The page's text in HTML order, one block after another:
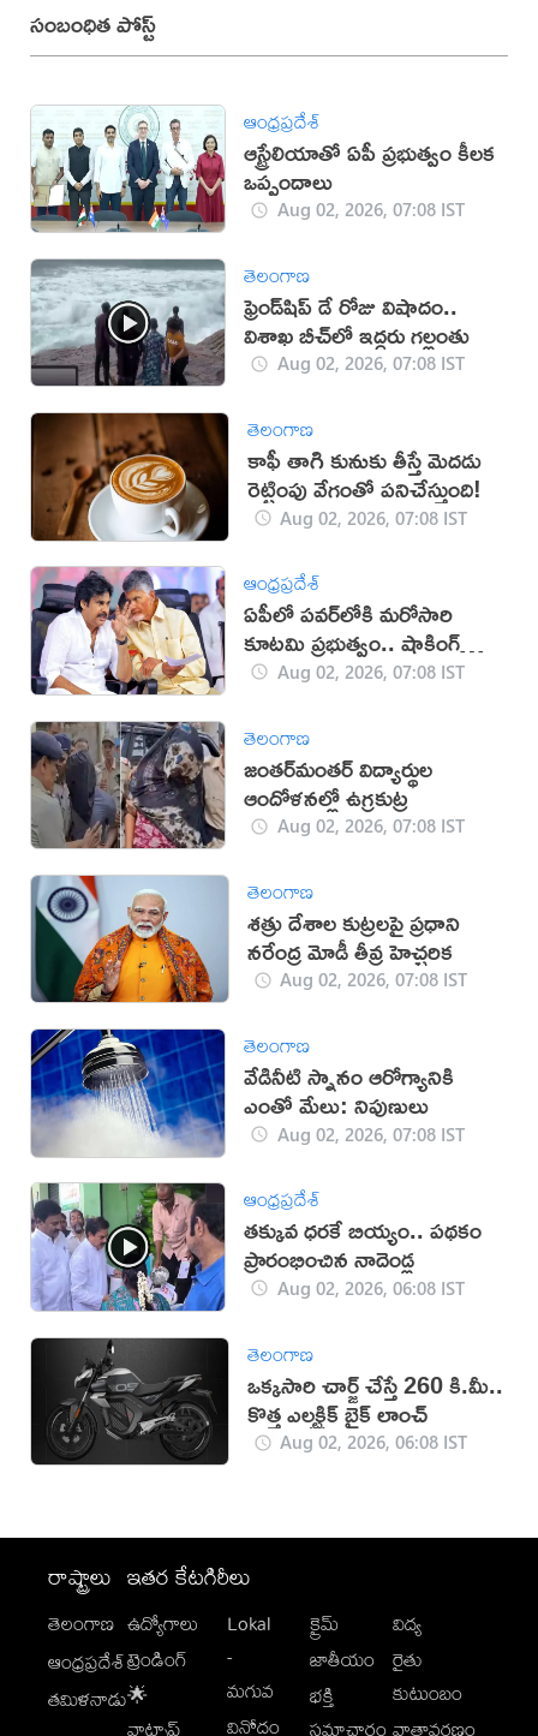
సంబంధిత పోస్ట్
ఆంధ్రప్రదేశ్
ఆస్ట్రేలియాతో ఏపీ ప్రభుత్వం కీలక
ఒప్పందాలు
Aug 02, 2026, 07:08 IST
తెలంగాణ
ఫ్రెండ్‌షిప్ డే రోజు విషాదం..
విశాఖ బీచ్‌లో ఇద్దరు గల్లంతు
Aug 02, 2026, 07:08 IST
తెలంగాణ
కాఫీ తాగి కునుకు తీస్తే మెదడు
రెట్టింపు వేగంతో పనిచేస్తుంది!
Aug 02, 2026, 07:08 IST
ఆంధ్రప్రదేశ్
ఏపీలో పవర్‌లోకి మరోసారి
కూటమి ప్రభుత్వం.. షాకింగ్
సర్వే!Aug 02, 2026, 07:08 IST
తెలంగాణ
జంతర్‌మంతర్‌ విద్యార్థుల
ఆందోళనల్లో ఉగ్రకుట్ర
Aug 02, 2026, 07:08 IST
తెలంగాణ
శత్రు దేశాల కుట్రలపై ప్రధాని
నరేంద్ర మోడీ తీవ్ర హెచ్చరిక
Aug 02, 2026, 07:08 IST
తెలంగాణ
వేడినీటి స్నానం ఆరోగ్యానికి
ఎంతో మేలు: నిపుణులు
Aug 02, 2026, 07:08 IST
ఆంధ్రప్రదేశ్
తక్కువ ధరకే బియ్యం.. పథకం
ప్రారంభించిన నాదెండ్ల
Aug 02, 2026, 06:08 IST
తెలంగాణ
ఒక్కసారి చార్జ్ చేస్తే 260 కి.మీ..
కొత్త ఎలక్ట్రిక్ బైక్ లాంచ్
Aug 02, 2026, 06:08 IST
రాష్ట్రాలు
తెలంగాణ
ఆంధ్రప్రదేశ్
తమిళనాడు
ఇతర కేటగిరీలు
ఉద్యోగాలు
ట్రెండింగ్
🌟
Lokal
-
మగువ
వినోదం
క్రైమ్
జాతీయం
భక్తి
విద్య
రైతు
కుటుంబం